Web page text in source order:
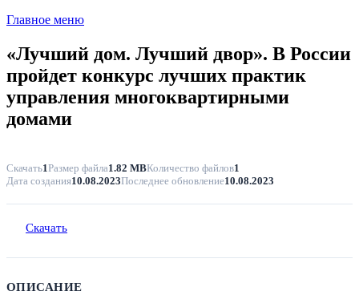
Главное меню
«Лучший дом. Лучший двор». В России
пройдет конкурс лучших практик
управления многоквартирными
домами
Скачать1Размер файла1.82 MBКоличество файлов1
Дата создания10.08.2023Последнее обновление10.08.2023
Скачать
ОПИСАНИЕ